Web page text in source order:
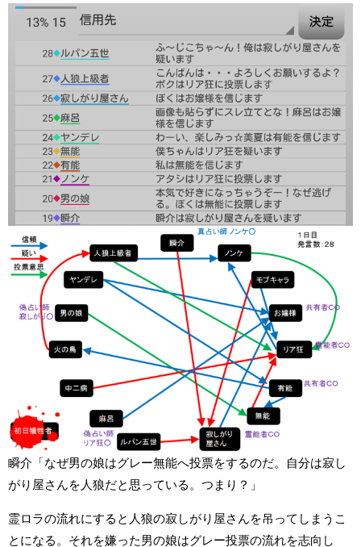
瞬介「なぜ男の娘はグレー無能へ投票をするのだ。自分は寂し
がり屋さんを人狼だと思っている。つまり？」
霊ロラの流れにすると人狼の寂しがり屋さんを吊ってしまうこ
とになる。それを嫌った男の娘はグレー投票の流れを志向し